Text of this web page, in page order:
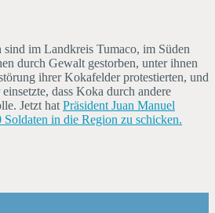
sind im Landkreis Tumaco, im Süden
durch Gewalt gestorben, unter ihnen
ihrer Kokafelder protestierten, und
dass Koka durch andere
Jetzt hat Präsident Juan Manuel
Soldaten in die Region zu schicken.